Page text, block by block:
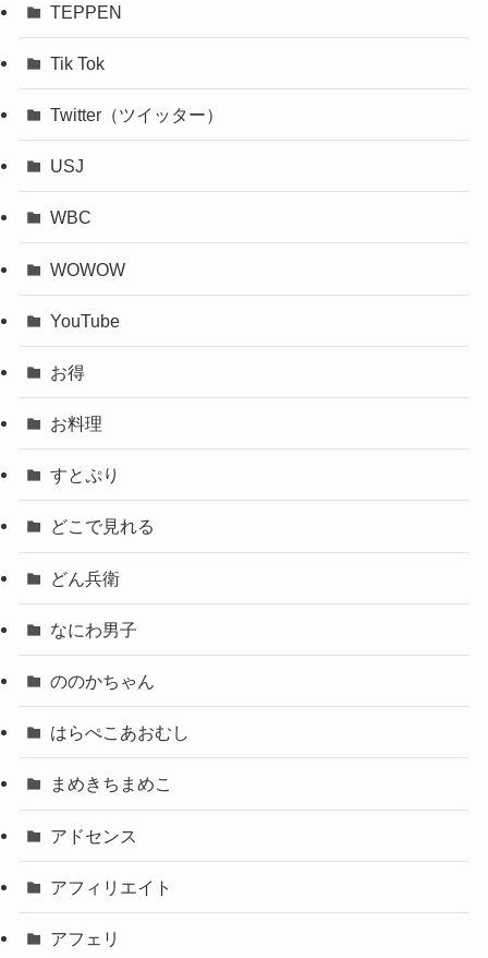
TEPPEN
Tik Tok
Twitter（ツイッター）
USJ
WBC
WOWOW
YouTube
お得
お料理
すとぷり
どこで見れる
どん兵衛
なにわ男子
ののかちゃん
はらぺこあおむし
まめきちまめこ
アドセンス
アフィリエイト
アフェリ